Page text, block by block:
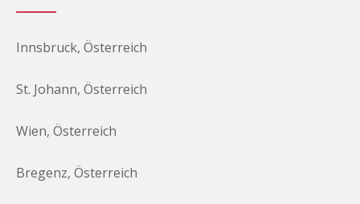
Innsbruck, Österreich
St. Johann, Österreich
Wien, Österreich
Bregenz, Österreich